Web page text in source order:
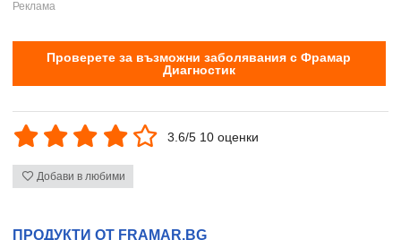
Проверете за възможни заболявания с Фрамар
Диагностик
3.6/5 10 оценки
Добави в любими
ПРОДУКТИ ОТ FRAMAR.BG